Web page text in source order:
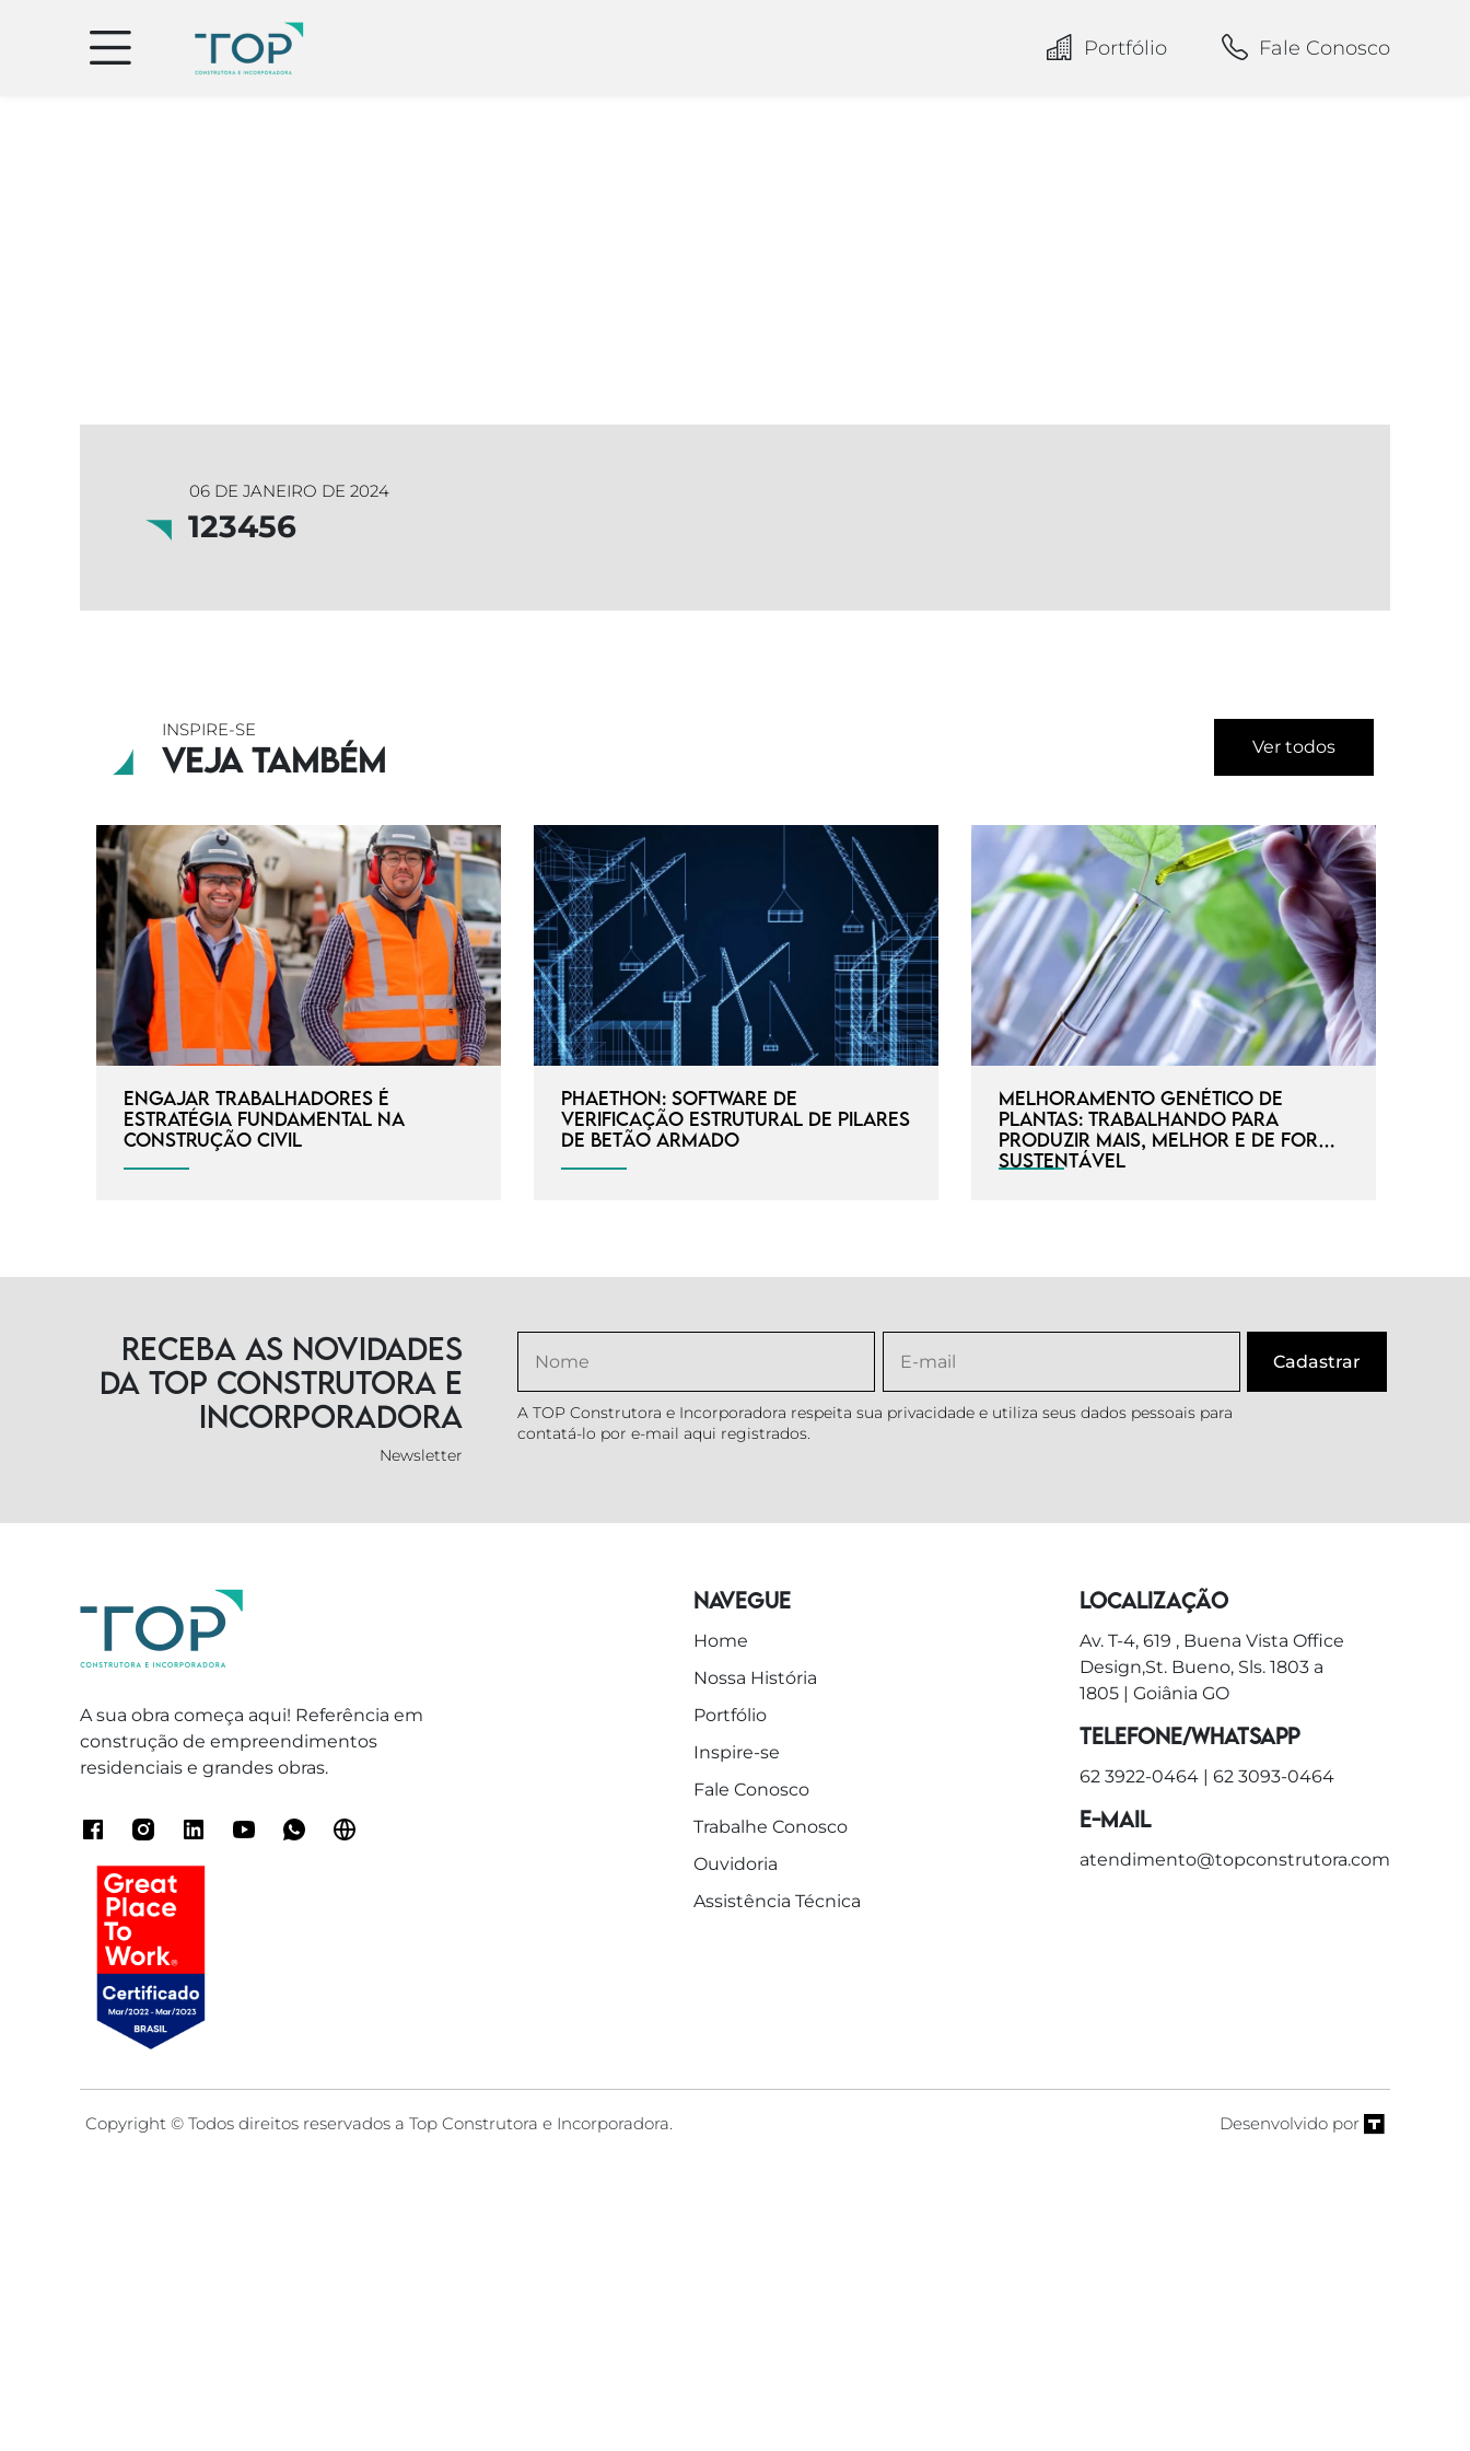
Portfólio Fale Conosco
06 DE JANEIRO DE 2024
123456
INSPIRE-SE
Veja também Ver todos
Engajar trabalhadores é
estratégia fundamental na
construção civil
Phaethon: Software de
verificação estrutural de pilares
de betão armado
Melhoramento genético de
plantas: trabalhando para
produzir mais, melhor e de forma
sustentável
Receba as novidades
da TOP Construtora e
Incorporadora
Newsletter
A TOP Construtora e Incorporadora respeita sua privacidade e utiliza seus dados pessoais para
contatá-lo por e-mail aqui registrados.
A sua obra começa aqui! Referência em
construção de empreendimentos
residenciais e grandes obras.
Navegue
Home
Nossa História
Portfólio
Inspire-se
Fale Conosco
Trabalhe Conosco
Ouvidoria
Assistência Técnica
Localização
Av. T-4, 619 , Buena Vista Office
Design,St. Bueno, Sls. 1803 a
1805 | Goiânia GO
Telefone/WhatsApp
62 3922-0464 | 62 3093-0464
E-mail
atendimento@topconstrutora.com
Copyright © Todos direitos reservados a Top Construtora e Incorporadora. Desenvolvido por